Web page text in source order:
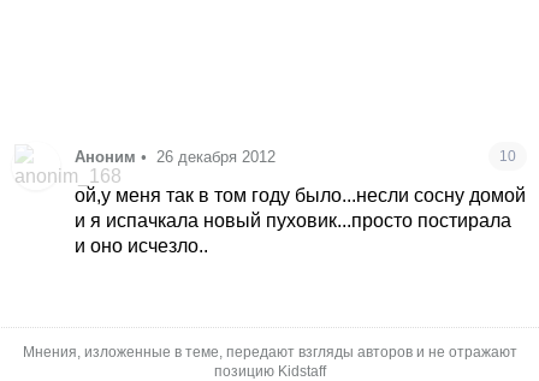
Аноним • 26 декабря 2012 10
ой,у меня так в том году было...несли сосну домой
и я испачкала новый пуховик...просто постирала
и оно исчезло..
Мнения, изложенные в теме, передают взгляды авторов и не отражают
позицию Kidstaff